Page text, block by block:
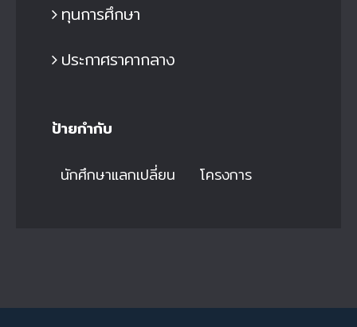
ทุนการศึกษา
ประกาศราคากลาง
ป้ายกำกับ
นักศึกษาแลกเปลี่ยน โครงการ